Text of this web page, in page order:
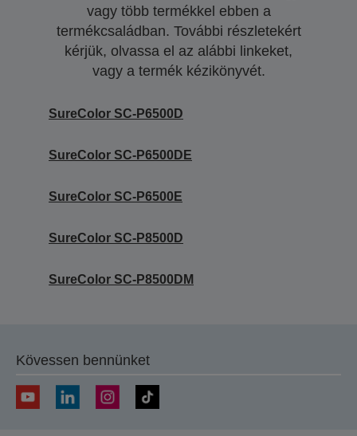
vagy több termékkel ebben a
termékcsaládban. További részletekért
kérjük, olvassa el az alábbi linkeket,
vagy a termék kézikönyvét.
SureColor SC-P6500D
SureColor SC-P6500DE
SureColor SC-P6500E
SureColor SC-P8500D
SureColor SC-P8500DM
Kövessen bennünket